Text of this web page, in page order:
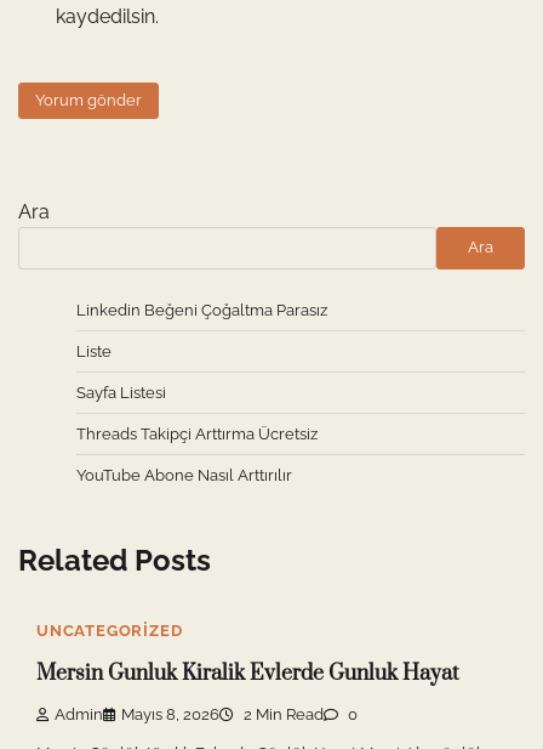
kaydedilsin.
Ara
Ara
Linkedin Beğeni Çoğaltma Parasız
Liste
Sayfa Listesi
Threads Takipçi Arttırma Ücretsiz
YouTube Abone Nasıl Arttırılır
Related Posts
UNCATEGORIZED
Mersin Gunluk Kiralik Evlerde Gunluk Hayat
Admin Mayıs 8, 2026 2 Min Read 0